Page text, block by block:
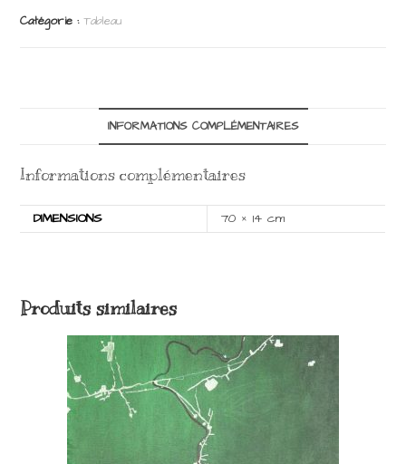
Catégorie :Tableau
INFORMATIONS COMPLÉMENTAIRES
Informations complémentaires
DIMENSIONS 70 × 14 cm
Produits similaires